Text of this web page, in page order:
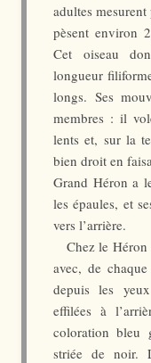
adultes
pèsent environ
Cet oiseau
longueur
longs. Ses
membres : il
lents et, sur la
bien droit en
Grand Héron a
les épaules, et
vers l’arrière.
Chez le Héron
avec, de
depuis les
effilées à
coloration bleu
striée de noir.